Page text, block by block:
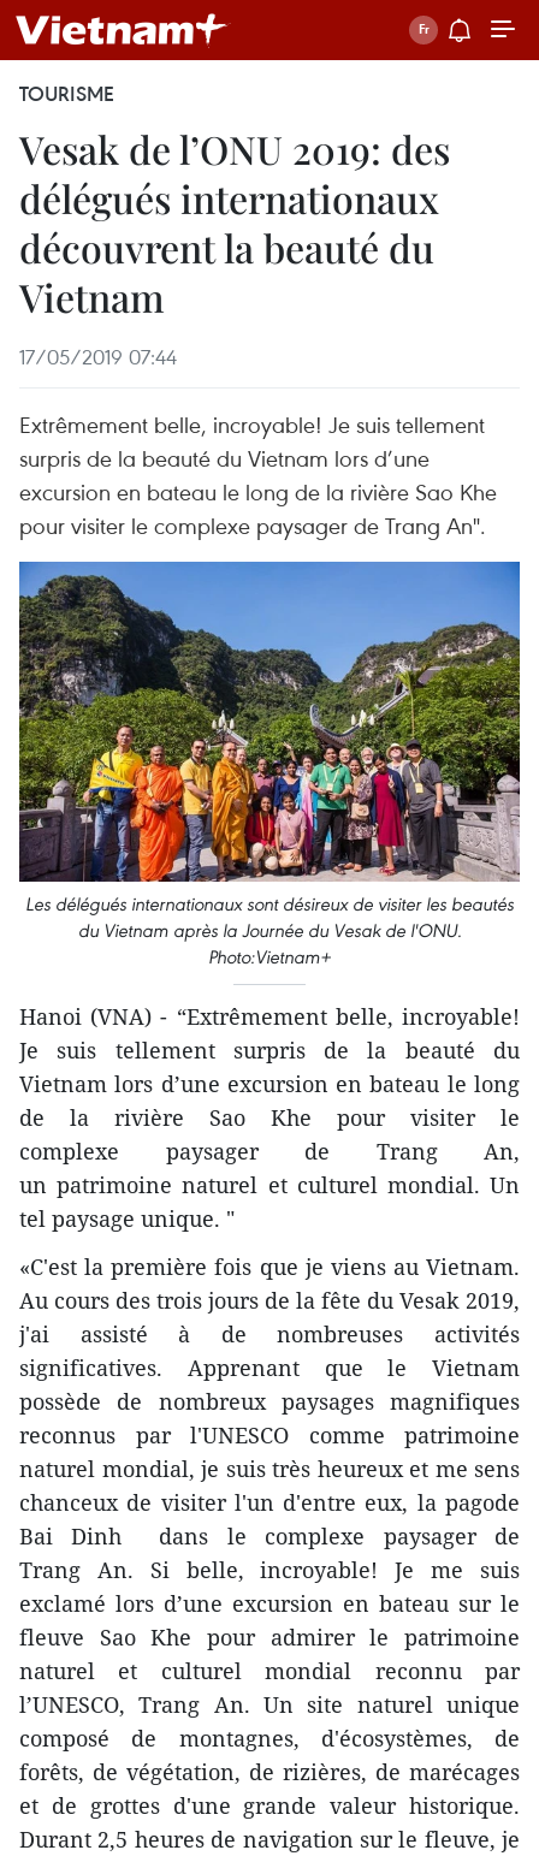
TOURISME
Vesak de l’ONU 2019: des
délégués internationaux
découvrent la beauté du
Vietnam
17/05/2019 07:44
Extrêmement belle, incroyable! Je suis tellement
surpris de la beauté du Vietnam lors d’une
excursion en bateau le long de la rivière Sao Khe
pour visiter le complexe paysager de Trang An".
Les délégués internationaux sont désireux de visiter les beautés
du Vietnam après la Journée du Vesak de l'ONU.
Photo:Vietnam+
Hanoi (VNA) - “Extrêmement belle, incroyable!
Je suis tellement surpris de la beauté du
Vietnam lors d’une excursion en bateau le long
de la rivière Sao Khe pour visiter le
complexe paysager de Trang An,
un patrimoine naturel et culturel mondial. Un
tel paysage unique. "
«C'est la première fois que je viens au Vietnam.
Au cours des trois jours de la fête du Vesak 2019,
j'ai assisté à de nombreuses activités
significatives. Apprenant que le Vietnam
possède de nombreux paysages magnifiques
reconnus par l'UNESCO comme patrimoine
naturel mondial, je suis très heureux et me sens
chanceux de visiter l'un d'entre eux, la pagode
Bai Dinh dans le complexe paysager de
Trang An. Si belle, incroyable! Je me suis
exclamé lors d’une excursion en bateau sur le
fleuve Sao Khe pour admirer le patrimoine
naturel et culturel mondial reconnu par
l’UNESCO, Trang An. Un site naturel unique
composé de montagnes, d'écosystèmes, de
forêts, de végétation, de rizières, de marécages
et de grottes d'une grande valeur historique.
Durant 2,5 heures de navigation sur le fleuve, je